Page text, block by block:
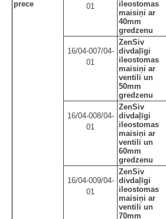
prece 01
ileostomas
maisiņi ar
40mm
gredzenu
16/04-007/04-
01
ZenSiv
divdaļīgi
ileostomas
maisiņi ar
ventili un
50mm
gredzenu
16/04-008/04-
01
ZenSiv
divdaļīgi
ileostomas
maisiņi ar
ventili un
60mm
gredzenu
16/04-009/04-
01
ZenSiv
divdaļīgi
ileostomas
maisiņi ar
ventili un
70mm